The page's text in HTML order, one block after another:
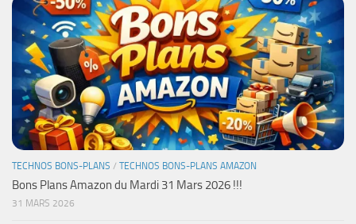
TECHNOS BONS-PLANS / TECHNOS BONS-PLANS AMAZON
Bons Plans Amazon du Mardi 31 Mars 2026 !!!
31 MARS 2026